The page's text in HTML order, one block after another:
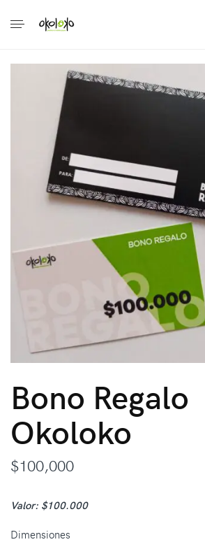
Bono Regalo
Okoloko
$100,000
Valor: $100.000
Dimensiones